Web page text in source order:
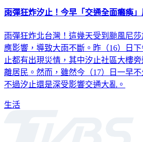
雨彈狂炸汐止！今早「交通全面癱瘓
雨彈狂炸北台灣！這幾天受到颱風尼
應影響，導致大雨不斷。昨（16）日
止都有出現災情，其中汐止社區大樓
離居民。然而，雖然今（17）日一早
不過汐止還是深受影響交通大亂。
生活